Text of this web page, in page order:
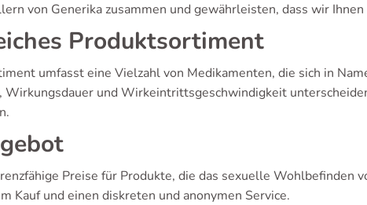
von Generika zusammen und gewährleisten, dass wir
Produktsortiment
umfasst eine Vielzahl von Medikamenten, die sich in
Wirkungsdauer und Wirkeintrittsgeschwindigkeit
Preise für Produkte, die das sexuelle Wohlbefinden
Kauf und einen diskreten und anonymen Service.